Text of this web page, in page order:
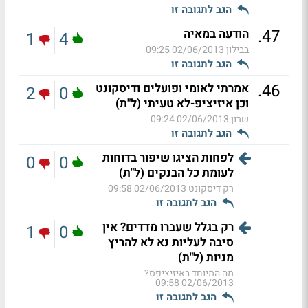
הגב לתגובה זו
47
. הודעה במאיה
בבילון02/06/2013 09:25
הגב לתגובה זו
4
1
46
. אמרתי לאומי ופועלים ודיסקונט
וכן איזיציפ-לא טעיתי (ל"ת)
שרון02/06/2013 09:24
הגב לתגובה זו
0
2
לפחות הציגו שיפור בדוחות
לעומת כל הבנקים (ל"ת)
רק דיסקונט 02/06/2013 09:58
הגב לתגובה זו
0
0
רק בגלל שעברו מדדים? אין
סיבה לעליות נא לא להריץ
מניות (ל"ת)
מה המיוחד באיזיציפס?
02/06/2013 09:58
הגב לתגובה זו
0
1